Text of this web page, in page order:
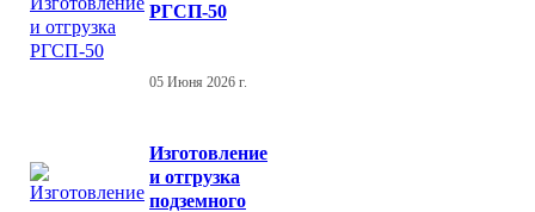
РГСП-50
05 Июня 2026 г.
Изготовление
и отгрузка
подземного